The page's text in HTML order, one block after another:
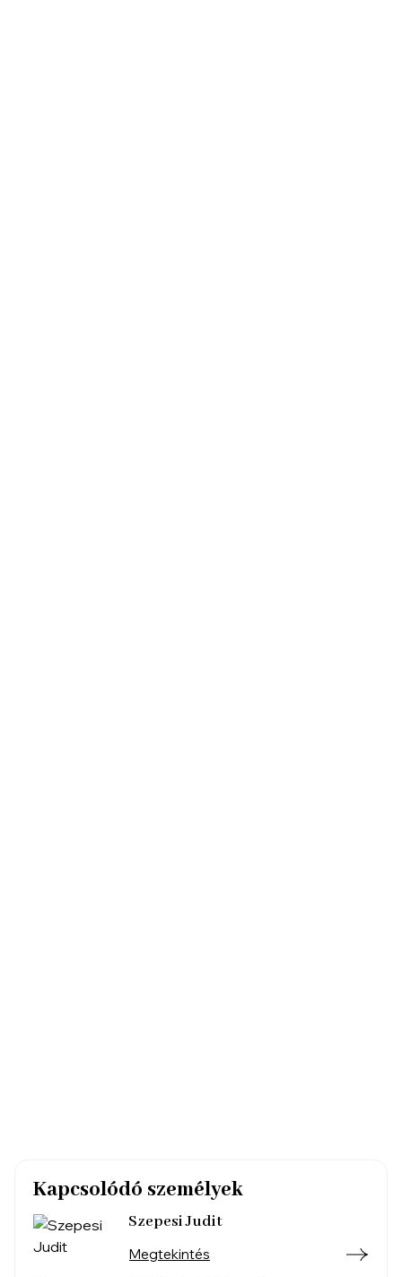
Kapcsolódó személyek
Szepesi Judit
Megtekintés